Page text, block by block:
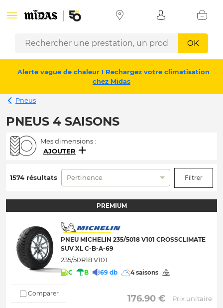
OK
Alerte vague de chaleur ! Rechargez votre climatisation
chez Midas
Pneus
PNEUS 4 SAISONS
Mes dimensions :
AJOUTER
1574 résultats Pertinence Filtrer
PREMIUM
PNEU MICHELIN 235/5018 V101 CROSSCLIMATE
SUV XL C-B-A-69
235/50R18 V101
C B 69 db 4 saisons
Comparer 176.90 €
Prix unitaire